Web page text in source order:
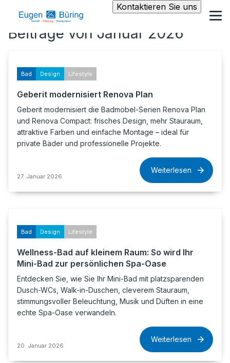
Kontaktieren Sie uns
Beiträge von Januar 2026
Bad Design Lifestyle
Geberit modernisiert Renova Plan
Geberit modernisiert die Badmöbel-Serien Renova Plan
und Renova Compact: frisches Design, mehr Stauraum,
attraktive Farben und einfache Montage – ideal für
private Bäder und professionelle Projekte.
27. Januar 2026
Weiterlesen
Bad Design Lifestyle
Wellness-Bad auf kleinem Raum: So wird Ihr
Mini-Bad zur persönlichen Spa-Oase
Entdecken Sie, wie Sie Ihr Mini-Bad mit platzsparenden
Dusch-WCs, Walk-in-Duschen, cleverem Stauraum,
stimmungsvoller Beleuchtung, Musik und Düften in eine
echte Spa-Oase verwandeln.
20. Januar 2026
Weiterlesen